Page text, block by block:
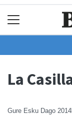
La
Gure Esku Dago